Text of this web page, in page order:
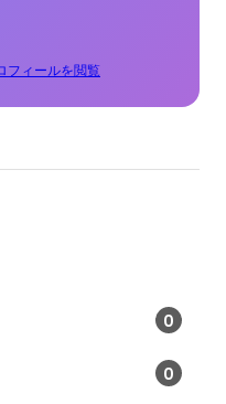
フィールを閲覧
0
0